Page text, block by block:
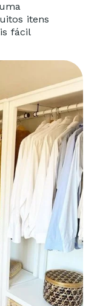
itens
fácil